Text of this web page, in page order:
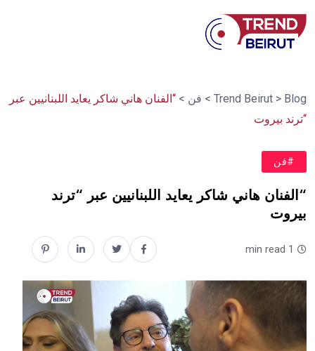
Trend Beirut > Blog
> فن > “الفنان هاني شاكر يعايد اللبنانيين عبر
“ترند بيروت
#فن
“الفنان هاني شاكر يعايد اللبنانيين عبر “ترند
بيروت
1 min read